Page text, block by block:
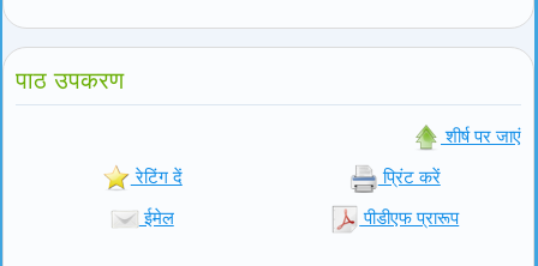
पाठ उपकरण
शीर्ष पर जाएं
रेटिंग दें प्रिंट करें
ईमेल पीडीएफ प्रारूप